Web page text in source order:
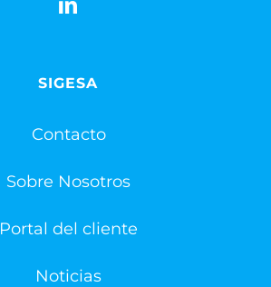
SIGESA
Contacto
Sobre Nosotros
Portal del cliente
Noticias